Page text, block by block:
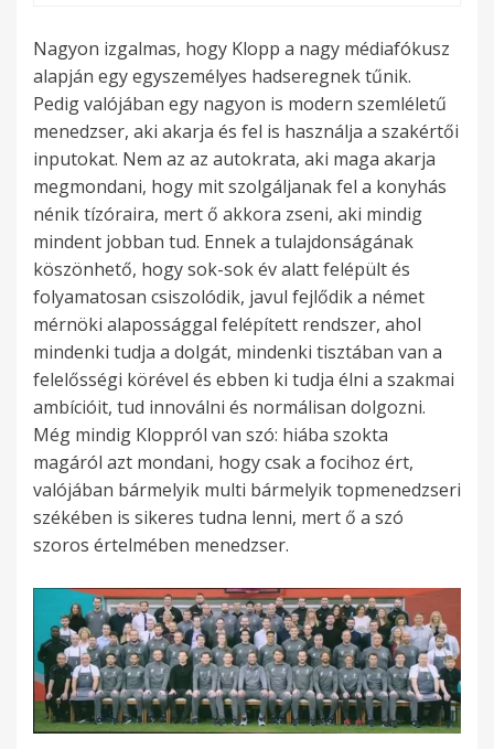
Nagyon izgalmas, hogy Klopp a nagy médiafókusz
alapján egy egyszemélyes hadseregnek tűnik.
Pedig valójában egy nagyon is modern szemléletű
menedzser, aki akarja és fel is használja a szakértői
inputokat. Nem az az autokrata, aki maga akarja
megmondani, hogy mit szolgáljanak fel a konyhás
nénik tízóraira, mert ő akkora zseni, aki mindig
mindent jobban tud. Ennek a tulajdonságának
köszönhető, hogy sok-sok év alatt felépült és
folyamatosan csiszolódik, javul fejlődik a német
mérnöki alapossággal felépített rendszer, ahol
mindenki tudja a dolgát, mindenki tisztában van a
felelősségi körével és ebben ki tudja élni a szakmai
ambícióit, tud innoválni és normálisan dolgozni.
Még mindig Kloppról van szó: hiába szokta
magáról azt mondani, hogy csak a focihoz ért,
valójában bármelyik multi bármelyik topmenedzseri
székében is sikeres tudna lenni, mert ő a szó
szoros értelmében menedzser.